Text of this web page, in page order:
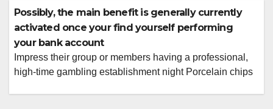
circumvent, which have clear activities and you may
receptive buttons. You can ensure an offshore casino’s
legitimacy of the double-checking […]
Possibly, the main benefit is generally currently
activated once your find yourself performing
your bank account
Impress their group or members having a professional,
high-time gambling establishment night Porcelain chips